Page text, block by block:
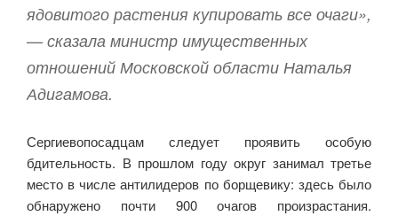
ядовитого растения купировать все очаги»,
— сказала министр имущественных
отношений Московской области Наталья
Адигамова.
Сергиевопосадцам следует проявить особую
бдительность. В прошлом году округ занимал третье
место в числе антилидеров по борщевику: здесь было
обнаружено почти 900 очагов произрастания.